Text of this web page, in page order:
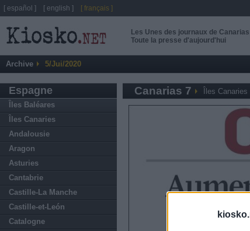
Les Unes des journaux de Canarias
Toute la presse d'aujourd'hui
Archive 5/Jui/2020
Espagne
Îles Baléares
Îles Canaries
Andalousie
Aragon
Asturies
Cantabrie
Castille-La Manche
Castille-et-León
Catalogne
Canarias 7 Îles Canaries
[ español ] [ english ] [ français ]